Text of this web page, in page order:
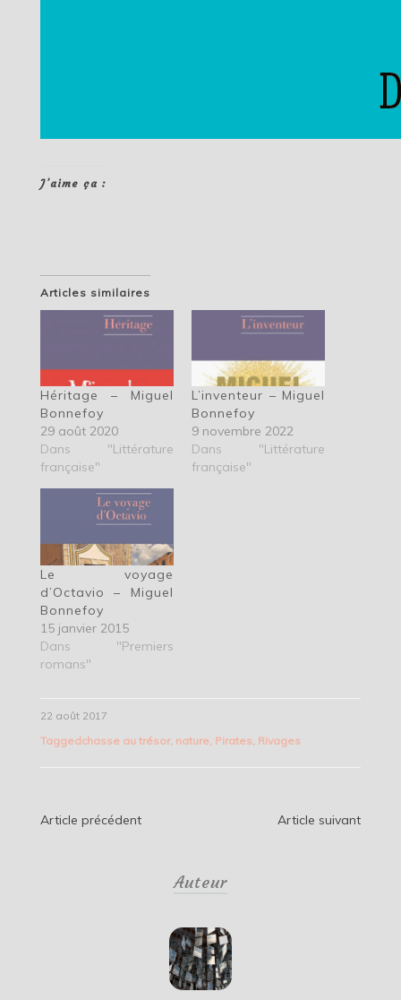
J’aime ça :
Articles similaires
Héritage – Miguel
Bonnefoy
29 août 2020
Dans "Littérature
française"
L’inventeur – Miguel
Bonnefoy
9 novembre 2022
Dans "Littérature
française"
Le voyage
d’Octavio – Miguel
Bonnefoy
15 janvier 2015
Dans "Premiers
romans"
22 août 2017
Taggedchasse au trésor, nature, Pirates Rivages
Navigation
Article précédent Article suivant
Auteur